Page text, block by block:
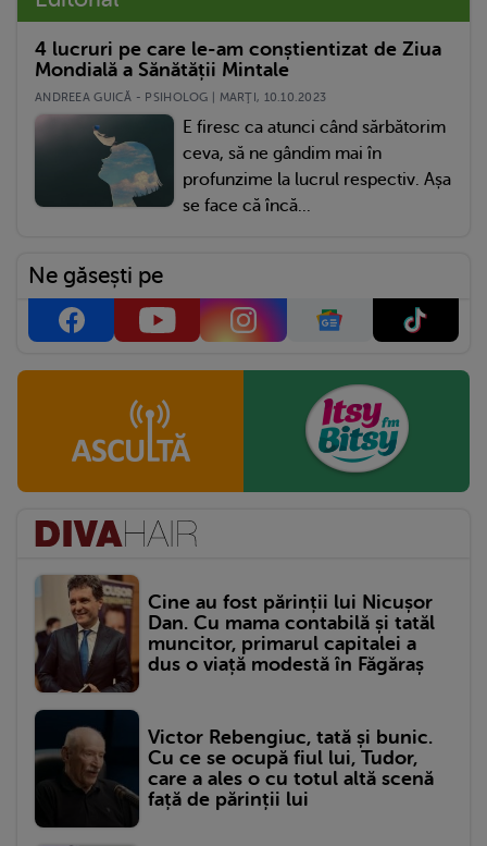
4 lucruri pe care le-am conștientizat de Ziua
Mondială a Sănătății Mintale
ANDREEA GUICĂ - PSIHOLOG | MARŢI, 10.10.2023
E firesc ca atunci când sărbătorim
ceva, să ne gândim mai în
profunzime la lucrul respectiv. Așa
se face că încă...
Ne găsești pe
Cine au fost părinții lui Nicușor
Dan. Cu mama contabilă și tatăl
muncitor, primarul capitalei a
dus o viață modestă în Făgăraș
Victor Rebengiuc, tată și bunic.
Cu ce se ocupă fiul lui, Tudor,
care a ales o cu totul altă scenă
față de părinții lui